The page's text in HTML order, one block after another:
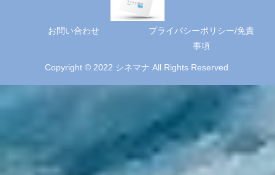
お問い合わせ
プライバシーポリシー/免責
事項
Copyright © 2022 シネマナ All Rights Reserved.